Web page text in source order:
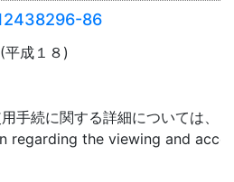
86
成１８)
手続に関する詳細については、「
regarding the viewing and